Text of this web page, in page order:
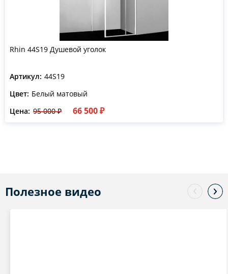
Rhin 44S19 Душевой уголок
Артикул: 44S19
Цвет: Белый матовый
Цена: 95 000 ₽ 66 500 ₽
Полезное видео